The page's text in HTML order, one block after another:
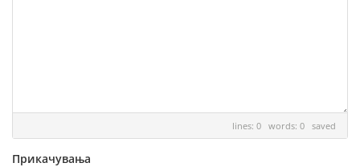
lines: 0 words: 0 saved
Прикачувања